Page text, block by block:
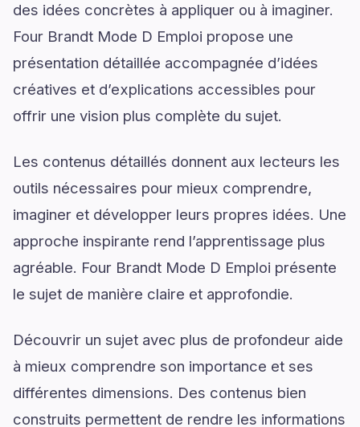
des idées concrètes à appliquer ou à imaginer.
Four Brandt Mode D Emploi propose une
présentation détaillée accompagnée d’idées
créatives et d’explications accessibles pour
offrir une vision plus complète du sujet.
Les contenus détaillés donnent aux lecteurs les
outils nécessaires pour mieux comprendre,
imaginer et développer leurs propres idées. Une
approche inspirante rend l’apprentissage plus
agréable. Four Brandt Mode D Emploi présente
le sujet de manière claire et approfondie.
Découvrir un sujet avec plus de profondeur aide
à mieux comprendre son importance et ses
différentes dimensions. Des contenus bien
construits permettent de rendre les informations